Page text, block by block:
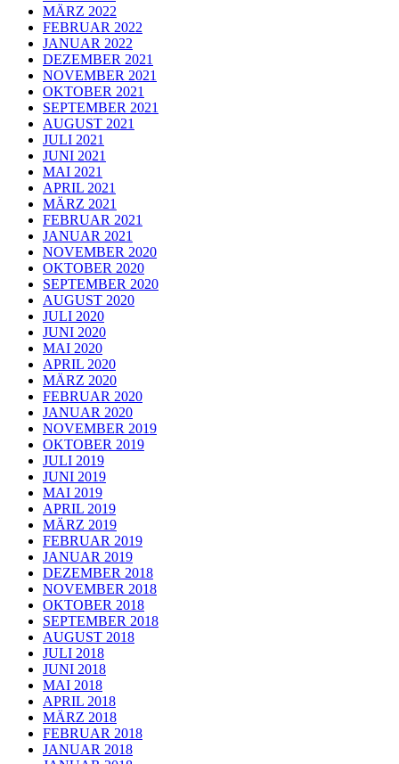
MÄRZ 2022
FEBRUAR 2022
JANUAR 2022
DEZEMBER 2021
NOVEMBER 2021
OKTOBER 2021
SEPTEMBER 2021
AUGUST 2021
JULI 2021
JUNI 2021
MAI 2021
APRIL 2021
MÄRZ 2021
FEBRUAR 2021
JANUAR 2021
NOVEMBER 2020
OKTOBER 2020
SEPTEMBER 2020
AUGUST 2020
JULI 2020
JUNI 2020
MAI 2020
APRIL 2020
MÄRZ 2020
FEBRUAR 2020
JANUAR 2020
NOVEMBER 2019
OKTOBER 2019
JULI 2019
JUNI 2019
MAI 2019
APRIL 2019
MÄRZ 2019
FEBRUAR 2019
JANUAR 2019
DEZEMBER 2018
NOVEMBER 2018
OKTOBER 2018
SEPTEMBER 2018
AUGUST 2018
JULI 2018
JUNI 2018
MAI 2018
APRIL 2018
MÄRZ 2018
FEBRUAR 2018
JANUAR 2018